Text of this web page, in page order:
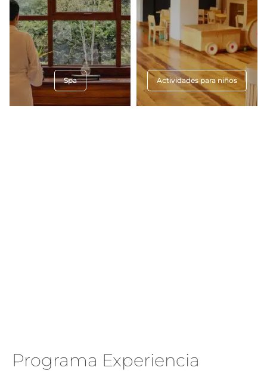
Spa Actividades para niños
Programa Experiencia